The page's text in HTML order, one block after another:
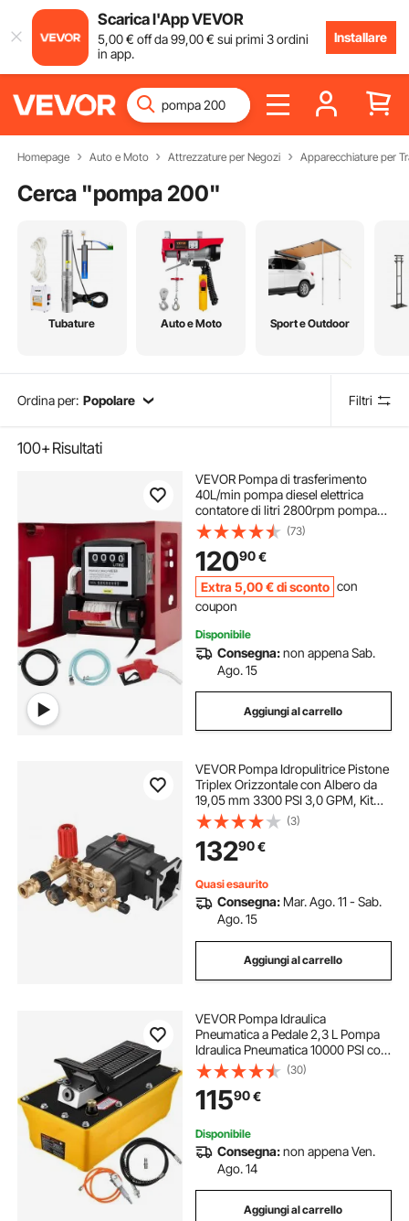
Scarica l'App VEVOR
5,00€ off da99,00€ sui primi 3 ordini
in app.
Installare
Homepage Auto e Moto Attrezzature per Negozi Apparecchiature per
Cerca "pompa 200"
Tubature Auto e Moto Sport e Outdoor
Ordina per: Popolare Filtri
100+Risultati
VEVOR Pompa di trasferimento
40L/min pompa diesel elettrica
contatore di litri 2800rpm pompa
diesel elettrica automatica 220V
pompa olio inverso autoadescante
(73)
12090€
Extra 5,00 €di sconto con
coupon
Disponibile
Consegna:non appena Sab.
Ago. 15
Aggiungi al carrello
VEVOR Pompa Idropulitrice Pistone
Triplex Orizzontale con Albero da
19,05 mm 3300 PSI 3,0 GPM, Kit
Pompa di Ricambio Compatibile
con Modelli Simpson MorFlex
40224, 40225, 40226
(3)
13290€
Quasi esaurito
Consegna: Mar. Ago. 11 - Sab.
Ago. 15
Aggiungi al carrello
VEVOR Pompa Idraulica
Pneumatica a Pedale 2,3 L Pompa
Idraulica Pneumatica 10000 PSI con
Tubo Flessibile d'Olio e Pistola a
Spruzzo, Kit di Pompa a Pedale
Utilizzato con Cilindri a Semplice
Effetto
(30)
11590€
Disponibile
Consegna:non appena Ven.
Ago. 14
Aggiungi al carrello